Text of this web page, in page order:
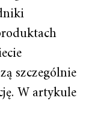
szczególnie
W artykule